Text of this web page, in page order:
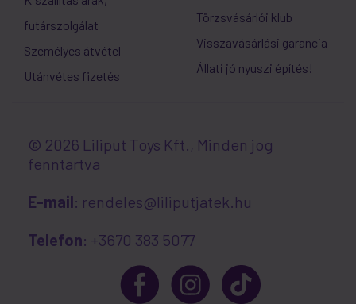
futárszolgálat
Személyes átvétel
Utánvétes fizetés
Törzsvásárlói klub
Visszavásárlási garancia
Állati jó nyuszi építés!
© 2026 Liliput Toys Kft., Minden jog
fenntartva
E-mail: rendeles@liliputjatek.hu
Telefon: +3670 383 5077